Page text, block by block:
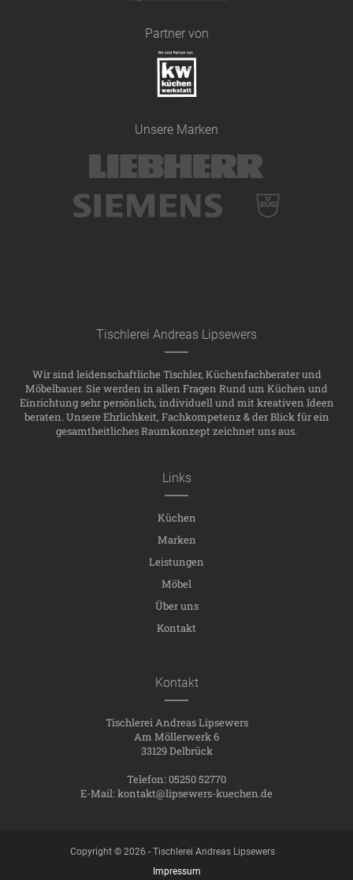
Partner von
Unsere Marken
Tischlerei Andreas Lipsewers
Wir sind leidenschaftliche Tischler, Küchenfachberater und
Möbelbauer. Sie werden in allen Fragen Rund um Küchen und
Einrichtung sehr persönlich, individuell und mit kreativen Ideen
beraten. Unsere Ehrlichkeit, Fachkompetenz & der Blick für ein
gesamtheitliches Raumkonzept zeichnet uns aus.
Links
Küchen
Marken
Leistungen
Möbel
Über uns
Kontakt
Kontakt
Tischlerei Andreas Lipsewers
Am Möllerwerk 6
33129 Delbrück
Telefon: 05250 52770
E-Mail: kontakt@lipsewers-kuechen.de
Copyright © 2026 - Tischlerei Andreas Lipsewers
Impressum